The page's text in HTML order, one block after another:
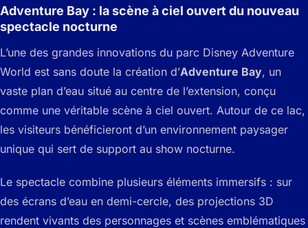
Adventure Bay : la scène à ciel ouvert du nouveau
spectacle nocturne
L’une des grandes innovations du parc Disney Adventure
World est sans doute la création d’Adventure Bay, un
vaste plan d’eau situé au centre de l’extension, conçu
comme une véritable scène à ciel ouvert. Autour de ce lac,
les visiteurs bénéficieront d’un environnement paysager
unique qui sert de support au show nocturne.
Le spectacle combine plusieurs éléments immersifs : sur
des écrans d’eau en demi-cercle, des projections 3D
rendent vivants des personnages et scènes emblématiques